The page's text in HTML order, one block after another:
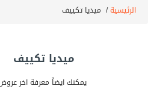
الرئيسية/ ميديا تكييف
ميديا تكييف
يمكنك ايضاً معرفة اخر